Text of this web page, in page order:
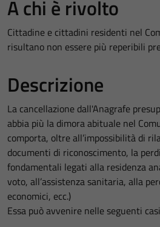
A chi è rivolto
Cittadine e cittadini residenti nel
risultano non essere più reperibili
Descrizione
La cancellazione dall'Anagrafe
abbia più la dimora abituale nel
comporta, oltre all’impossibilità di
documenti di riconoscimento, la
fondamentali legati alla residenza
voto, all’assistenza sanitaria, alla
economici, ecc.)
Essa può avvenire nelle seguenti